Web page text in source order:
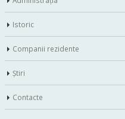
Istoric
Companii rezidente
Ştiri
Contacte